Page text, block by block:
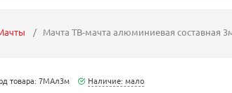
Мачта ТВ-мачта алюминиевая составная
товара: 7МАл3м Наличие: мало